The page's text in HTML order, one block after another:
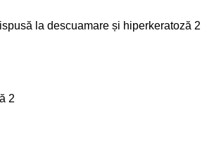
la descuamare și hiperkeratoză 2
2